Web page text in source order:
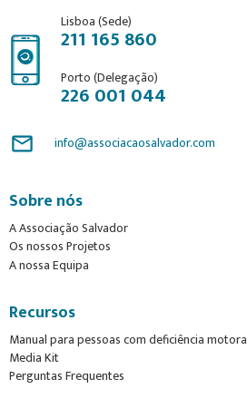
Lisboa (Sede)
211 165 860
Porto (Delegação)
226 001 044
mail_outline info@associacaosalvador.com
Sobre nós
A Associação Salvador
Os nossos Projetos
A nossa Equipa
Recursos
Manual para pessoas com deficiência motora
Media Kit
Perguntas Frequentes